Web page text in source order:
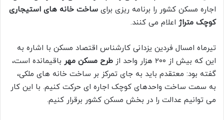
اجاره مسکن کشور را برنامه ریزی برای ساخت خانه های استیجاری
کوچک متراژ اعلام می کنند.
تیرماه امسال فردین یزدانی کارشناس اقتصاد مسکن با اشاره به
این که بیش از ۲۰۰ هزار واحد از
طرح مسکن مهر باقیمانده است،
گفته بود: معتقدم باید به جای تمرکز بر ساخت خانه های ملکی،
‌به سمت ساخت واحدهای کوچک اجاره ای حرکت کنیم. با این کار
می توانیم عدالت را در بخش مسکن کشور برقرار کنیم.